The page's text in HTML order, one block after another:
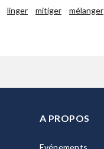
linger mitiger mélanger
A PROPOS